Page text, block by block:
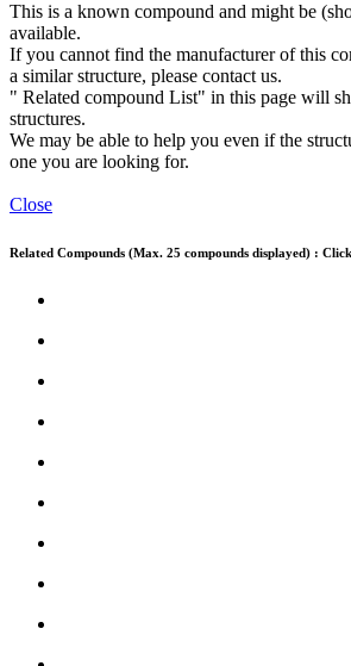
This is a known compound and might be
available.
If you cannot find the manufacturer of this
a similar structure, please contact us.
" Related compound List" in this page will
structures.
We may be able to help you even if the
one you are looking for.
Close
Related Compounds (Max. 25 compounds displayed) :